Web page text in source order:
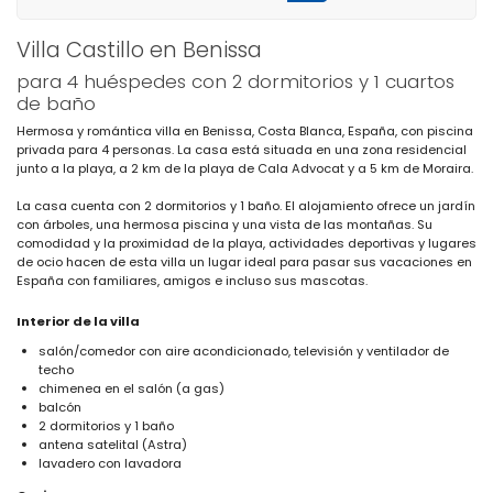
Villa Castillo en Benissa
para 4 huéspedes con 2 dormitorios y 1 cuartos
de baño
Hermosa y romántica villa en Benissa, Costa Blanca, España, con piscina
privada para 4 personas. La casa está situada en una zona residencial
junto a la playa, a 2 km de la playa de Cala Advocat y a 5 km de Moraira.
La casa cuenta con 2 dormitorios y 1 baño. El alojamiento ofrece un jardín
con árboles, una hermosa piscina y una vista de las montañas. Su
comodidad y la proximidad de la playa, actividades deportivas y lugares
de ocio hacen de esta villa un lugar ideal para pasar sus vacaciones en
España con familiares, amigos e incluso sus mascotas.
Interior de la villa
salón/comedor con aire acondicionado, televisión y ventilador de
techo
chimenea en el salón (a gas)
balcón
2 dormitorios y 1 baño
antena satelital (Astra)
lavadero con lavadora